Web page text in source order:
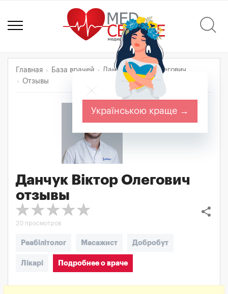
Главная База врачей
Данчук Віктор Олегович
Отзывы
Данчук Віктор Олегович
отзывы
share
20 просмотров
Реабілітолог Масажист Добробут
Лікарі Подробнее о враче
Українською краще →